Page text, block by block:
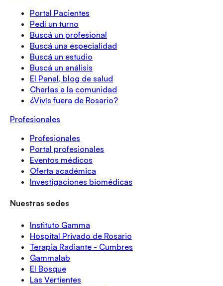
Portal Pacientes
Pedí un turno
Buscá un profesional
Buscá una especialidad
Buscá un estudio
Buscá un análisis
El Panal, blog de salud
Charlas a la comunidad
¿Vivís fuera de Rosario?
Profesionales
Profesionales
Portal profesionales
Eventos médicos
Oferta académica
Investigaciones biomédicas
Nuestras sedes
Instituto Gamma
Hospital Privado de Rosario
Terapia Radiante - Cumbres
Gammalab
El Bosque
Las Vertientes